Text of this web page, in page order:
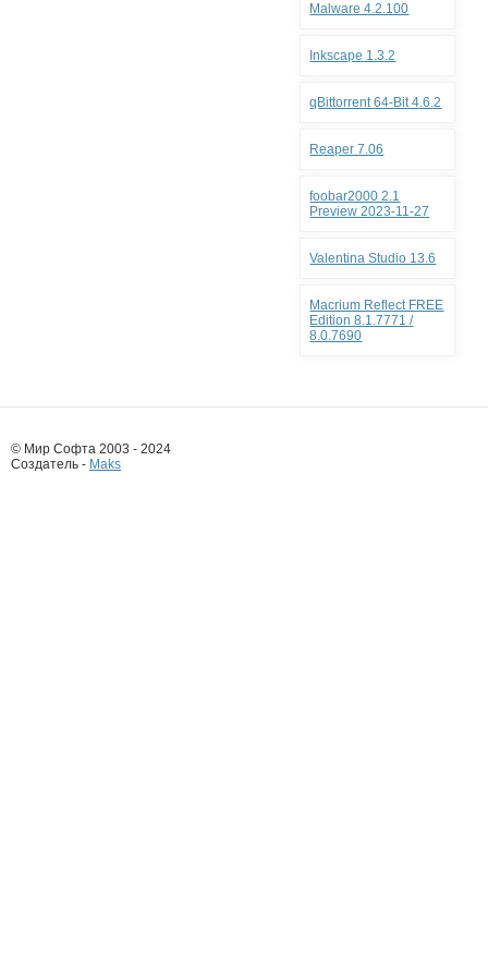
Malware 4.2.100
Inkscape 1.3.2
qBittorrent 64-Bit 4.6.2
Reaper 7.06
foobar2000 2.1
Preview 2023-11-27
Valentina Studio 13.6
Macrium Reflect FREE
Edition 8.1.7771 /
8.0.7690
© Мир Софта 2003 - 2024
Создатель - Maks